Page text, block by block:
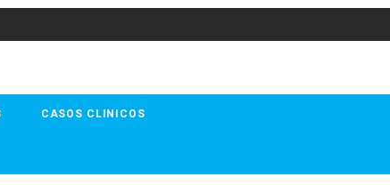
CASOS CLINICOS